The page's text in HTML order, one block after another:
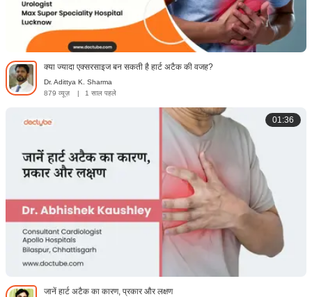
क्या ज्यादा एक्सरसाइज बन सकती है हार्ट अटैक की वजह?
Dr. Adittya K. Sharma
879 व्यूज़
| 1 साल पहले
01:36
जानें हार्ट अटैक का कारण, प्रकार और लक्षण